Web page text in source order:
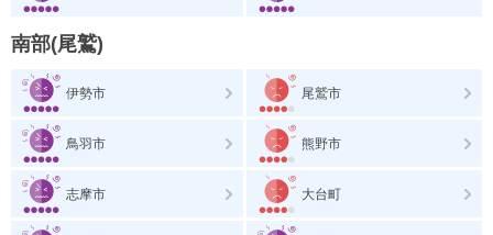
南部(尾鷲)
伊勢市 尾鷲市
鳥羽市 熊野市
志摩市 大台町